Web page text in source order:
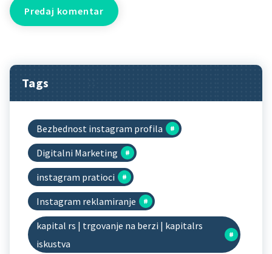
Tags
Bezbednost instagram profila
Digitalni Marketing
instagram pratioci
Instagram reklamiranje
kapital rs | trgovanje na berzi | kapitalrs
iskustva